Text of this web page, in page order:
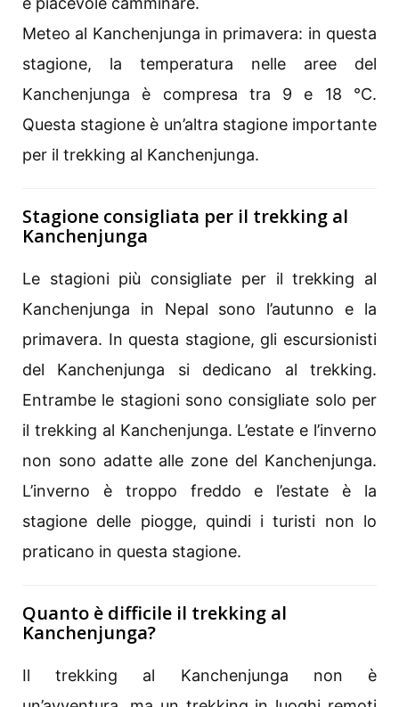
Meteo al Kanchenjunga in primavera: in questa
stagione, la temperatura nelle aree del
Kanchenjunga è compresa tra 9 e 18 °C.
Questa stagione è un’altra stagione importante
per il trekking al Kanchenjunga.
Stagione consigliata per il trekking al
Kanchenjunga
Le stagioni più consigliate per il trekking al
Kanchenjunga in Nepal sono l’autunno e la
primavera. In questa stagione, gli escursionisti
del Kanchenjunga si dedicano al trekking.
Entrambe le stagioni sono consigliate solo per
il trekking al Kanchenjunga. L’estate e l’inverno
non sono adatte alle zone del Kanchenjunga.
L’inverno è troppo freddo e l’estate è la
stagione delle piogge, quindi i turisti non lo
praticano in questa stagione.
Quanto è difficile il trekking al
Kanchenjunga?
Il trekking al Kanchenjunga non è